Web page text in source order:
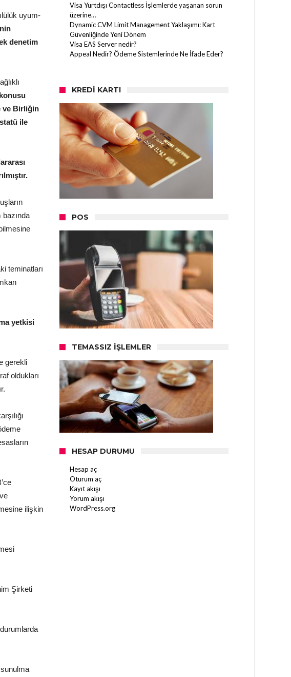
uyum-
denetim
ve Birliğin
ile
teminatları
yetkisi
gerekli
oldukları
ilişkin
Şirketi
Visa Yurtdışı Contactless İşlemlerde yaşanan sorun
üzerine…
Dynamic CVM Limit Management Yaklaşımı: Kart
Güvenliğinde Yeni Dönem
Visa EAS Server nedir?
Appeal Nedir? Ödeme Sistemlerinde Ne İfade Eder?
KREDI KARTI
POS
TEMASSIZ İŞLEMLER
HESAP DURUMU
Hesap aç
Oturum aç
Kayıt akışı
Yorum akışı
WordPress.org